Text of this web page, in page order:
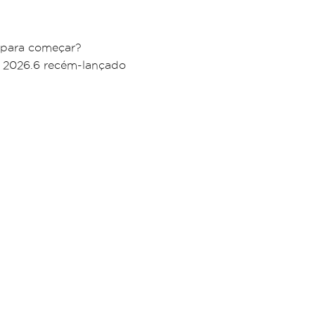
começar?
2026.6 recém-lançado